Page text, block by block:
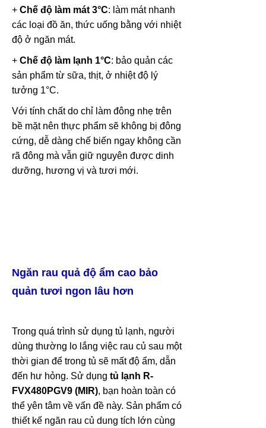
+ Chế độ làm mát 3°C: làm mát nhanh
các loại đồ ăn, thức uống bằng với nhiệt
độ ở ngăn mát.
+ Chế độ làm lạnh 1°C: bảo quản các
sản phẩm từ sữa, thịt, ở nhiệt độ lý
tưởng 1°C.
Với tính chất do chỉ làm đông nhẹ trên
bề mặt nên thực phẩm sẽ không bị đông
cứng, dễ dàng chế biến ngay không cần
rã đông mà vẫn giữ nguyên được dinh
dưỡng, hương vị và tươi mới.
Ngăn rau quả độ ẩm cao bảo
quản tươi ngon lâu hơn
Trong quá trình sử dụng tủ lạnh, người
dùng thường lo lắng việc rau củ sau một
thời gian để trong tủ sẽ mất độ ẩm, dẫn
đến hư hỏng. Sử dụng tủ lạnh R-
FVX480PGV9 (MIR), bạn hoàn toàn có
thể yên tâm về vấn đề này. Sản phẩm có
thiết kế ngăn rau củ dung tích lớn cùng